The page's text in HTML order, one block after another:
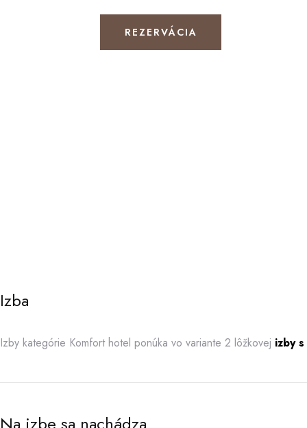
REZERVÁCIA
Izba
Izby kategórie Komfort hotel ponúka vo variante 2 lôžkovej izby